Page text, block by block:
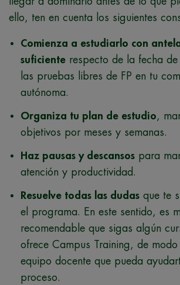
ello, ten en cuenta los siguientes
Comienza a estudiarlo con
suficiente respecto de la fecha
las pruebas libres de FP en tu
autónoma.
Organiza tu plan de estudio ,
objetivos por meses y semanas.
Haz pausas y descansos para
atención y productividad.
Resuelve todas las dudas que te
el programa. En este sentido, es
recomendable que sigas algún
ofrece Campus Training, de modo
equipo docente que pueda
proceso.